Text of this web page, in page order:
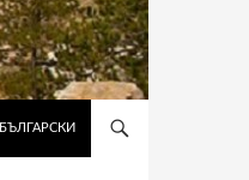
БЪЛГАРСКИ